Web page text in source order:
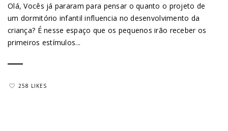
Olá, Vocês já pararam para pensar o quanto o projeto de
um dormitório infantil influencia no desenvolvimento da
criança? É nesse espaço que os pequenos irão receber os
primeiros estímulos...
258 LIKES